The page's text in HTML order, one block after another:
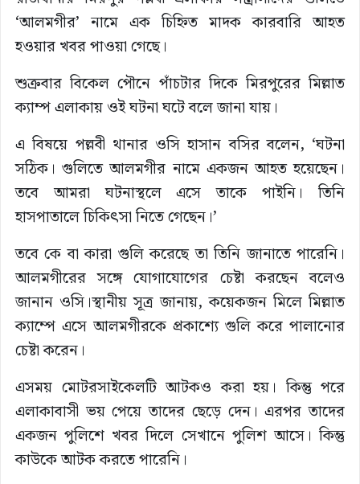
‘আলমগীর’ নামে এক চিহ্নিত মাদক কারবারি আহত
হওয়ার খবর পাওয়া গেছে।
শুক্রবার বিকেল পৌনে পাঁচটার দিকে মিরপুরের মিল্লাত
ক্যাম্প এলাকায় ওই ঘটনা ঘটে বলে জানা যায়।
এ বিষয়ে পল্লবী থানার ওসি হাসান বসির বলেন, ‘ঘটনা
সঠিক। গুলিতে আলমগীর নামে একজন আহত হয়েছেন।
তবে আমরা ঘটনাস্থলে এসে তাকে পাইনি। তিনি
হাসপাতালে চিকিৎসা নিতে গেছেন।’
তবে কে বা কারা গুলি করেছে তা তিনি জানাতে পারেনি।
আলমগীরের সঙ্গে যোগাযোগের চেষ্টা করছেন বলেও
জানান ওসি।স্থানীয় সূত্র জানায়, কয়েকজন মিলে মিল্লাত
ক্যাম্পে এসে আলমগীরকে প্রকাশ্যে গুলি করে পালানোর
চেষ্টা করেন।
এসময় মোটরসাইকেলটি আটকও করা হয়। কিন্তু পরে
এলাকাবাসী ভয় পেয়ে তাদের ছেড়ে দেন। এরপর তাদের
একজন পুলিশে খবর দিলে সেখানে ‍পুলিশ আসে। কিন্তু
কাউকে আটক করতে পারেনি।